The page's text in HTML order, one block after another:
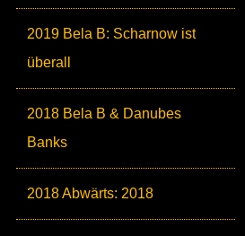
2019 Bela B: Scharnow ist
überall
2018 Bela B & Danubes
Banks
2018 Abwärts: 2018